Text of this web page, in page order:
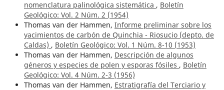
nomenclatura palinológica sistemática , Boletín
Geológico: Vol. 2 Núm. 2 (1954)
Thomas van der Hammen, Informe preliminar sobre los
yacimientos de carbón de Quinchia - Riosucio (depto. de
Caldas) , Boletín Geológico: Vol. 1 Núm. 8-10 (1953)
Thomas van der Hammen, Descripción de algunos
géneros y especies de polen y esporas fósiles , Boletín
Geológico: Vol. 4 Núm. 2-3 (1956)
Thomas van der Hammen, Estratigrafía del Terciario y